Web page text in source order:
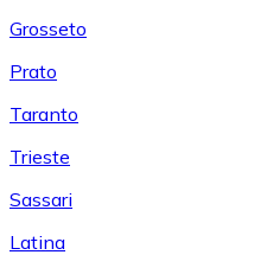
Grosseto
Prato
Taranto
Trieste
Sassari
Latina